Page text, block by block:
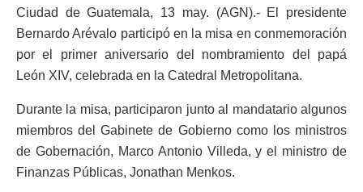
Ciudad de Guatemala, 13 may. (AGN).- El presidente
Bernardo Arévalo participó en la misa en conmemoración
por el primer aniversario del nombramiento del papá
León XIV, celebrada en la Catedral Metropolitana.
Durante la misa, participaron junto al mandatario algunos
miembros del Gabinete de Gobierno como los ministros
de Gobernación, Marco Antonio Villeda, y el ministro de
Finanzas Públicas, Jonathan Menkos.